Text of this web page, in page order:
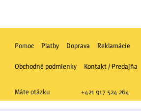
Pomoc Platby Doprava Reklamácie
Obchodné podmienky Kontakt / Predajňa
Máte otázku +421 917 524 264